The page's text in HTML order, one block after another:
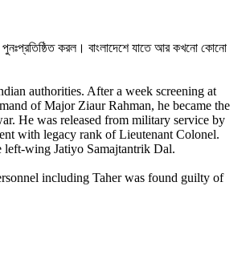
পুনঃপ্রতিষ্ঠিত করল। বাংলাদেশে যাতে আর কখনো কোনো
authorities. After a week screening at
of Major Ziaur Rahman, he became the
He was released from military service by
with legacy rank of Lieutenant Colonel.
wing Jatiyo Samajtantrik Dal.
including Taher was found guilty of